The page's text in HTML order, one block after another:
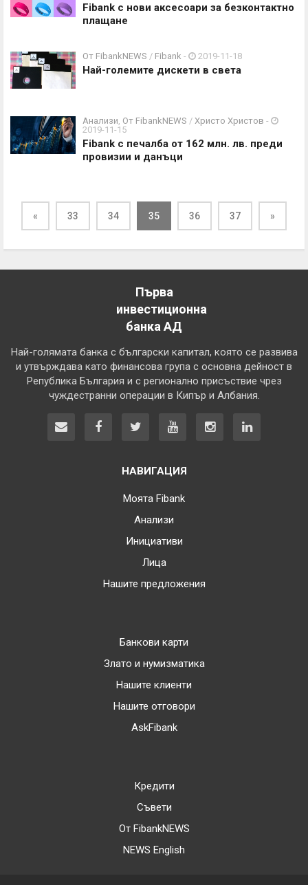
Fibank с нови аксесоари за безконтактно
плащане
От FibankNEWS / Fibank - 2019-11-18
Най-големите дискети в света
Анализи, От FibankNEWS / Христо Христов -
2019-11-15
Fibank с печалба от 162 млн. лв. преди
провизии и данъци
« 33 34 35 36 37 »
Първа
инвестиционна
банка АД
Най-голямата банка с български капитал, която се развива
и утвърждава като финансова група с основна дейност в
Република България и с регионално присъствие чрез
чуждестранни операции в Кипър и Албания.
НАВИГАЦИЯ
Моята Fibank
Анализи
Инициативи
Лица
Нашите предложения
Банкови карти
Злато и нумизматика
Нашите клиенти
Нашите отговори
AskFibank
Кредити
Съвети
От FibankNEWS
NEWS English